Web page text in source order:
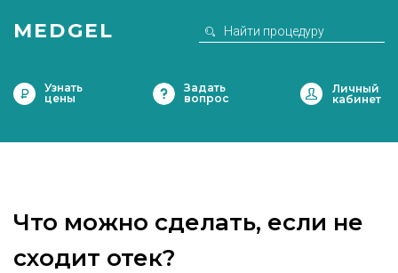
MEDGEL
Узнать
цены
Задать
вопрос
Что можно сделать, если не
сходит отек?